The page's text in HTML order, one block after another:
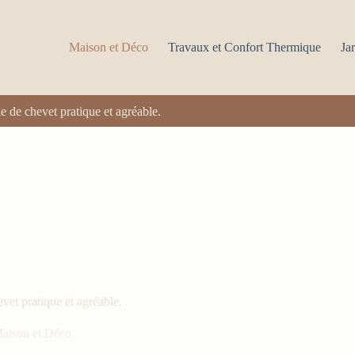
Maison et Déco
Travaux et Confort Thermique
de chevet pratique et agréable.
pratique et agréable.
et Déco